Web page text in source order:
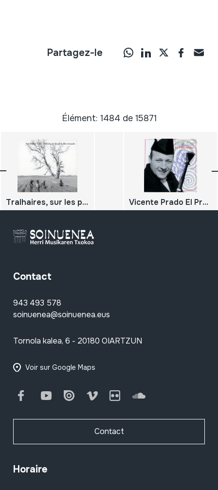
Partagez-le
Élément: 1484 de 15871
Tralhaires, sur les pas de Félix Arnaudin Vicente Prado El Pravianu
Contact
943 493 578
soinuenea@soinuenea.eus
Tornola kalea, 6 - 20180 OIARTZUN
Voir sur Google Maps
FacebookYoutube Issuu Vimeo Flickr SoundCloud
Contact
Horaire